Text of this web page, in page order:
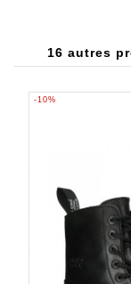
16 autres
-10%